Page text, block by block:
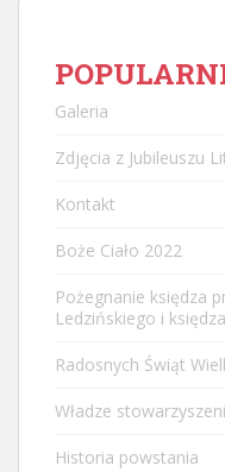
Galeria
Zdjęcia z Jubileuszu
Kontakt
Boże Ciało 2022
Pożegnanie księdza
Ledzińskiego i
Radosnych Świąt
Władze
Historia powstania